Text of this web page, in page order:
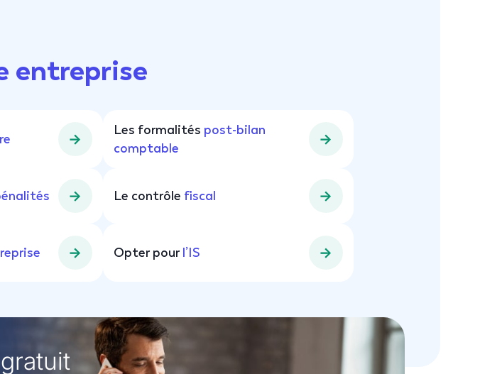
entreprise
Les formalités post-bilan
comptable
Le contrôle fiscal
Opter pour l’IS